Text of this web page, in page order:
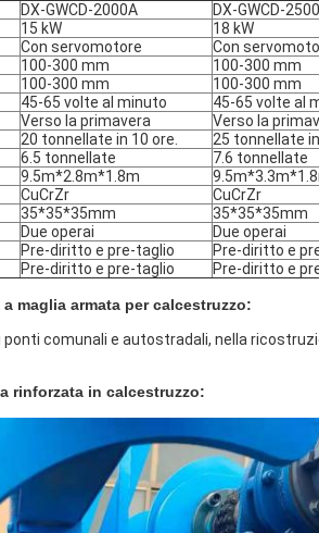
DX-GWCD-2000A
DX-GWCD-
15 kW
18 kW
Con servomotore
Con
100-300 mm
100-300 mm
100-300 mm
100-300 mm
45-65 volte al minuto
45-65 volte al
Verso la primavera
Verso la
20 tonnellate in 10 ore.
25 tonnellate in
6.5 tonnellate
7.6 tonnellate
9.5m*2.8m*1.8m
CuCrZr
CuCrZr
35*35*35mm
35*35*35mm
Due operai
Due operai
Pre-diritto e pre-taglio
Pre-diritto e
Pre-diritto e pre-taglio Pre-diritto e
maglia armata per calcestruzzo:
comunali e autostradali, nella
rinforzata in calcestruzzo: